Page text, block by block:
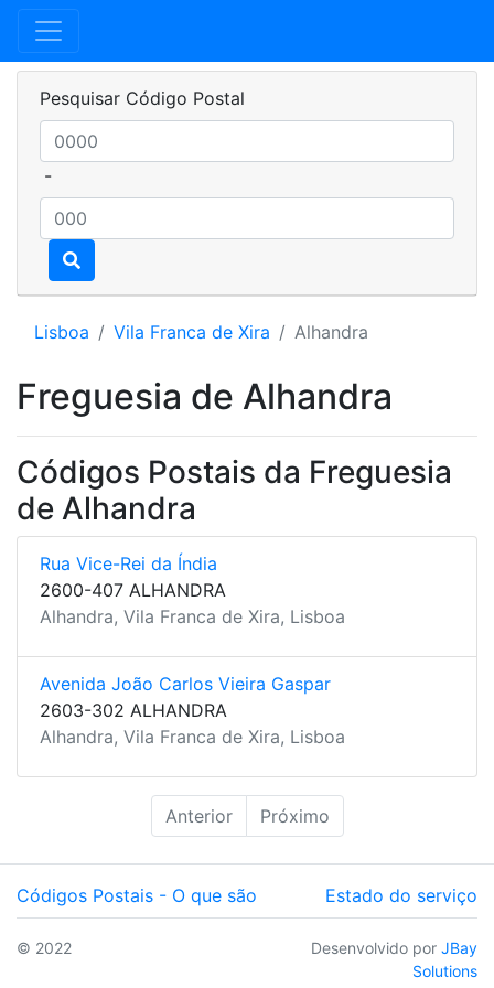
Pesquisar Código Postal
-
Lisboa Vila Franca de Xira Alhandra
Freguesia de Alhandra
Códigos Postais da Freguesia
de Alhandra
Rua Vice-Rei da Índia
2600-407 ALHANDRA
Alhandra, Vila Franca de Xira, Lisboa
Avenida João Carlos Vieira Gaspar
2603-302 ALHANDRA
Alhandra, Vila Franca de Xira, Lisboa
Anterior Próximo
Códigos Postais - O que são Estado do serviço
© 2022 Desenvolvido por JBay
Solutions